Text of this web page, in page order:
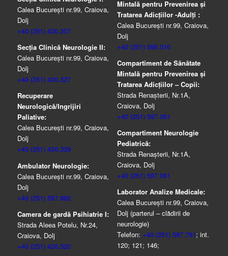
Calea București nr.99, Craiova,
Dolj
+40 (351) 430.307
Secția Clinică Neurologie II:
Calea București nr.99, Craiova,
Dolj
+40 (351) 430.327
Recuperare
Neurologică/Ingrijiri
Paliative:
Calea București nr.99, Craiova,
Dolj
+40 (351) 430.339
Ambulator Neurologie:
Calea București nr.99, Craiova,
Dolj
+40 (251) 597.882
Camera de gardă Psihiatrie I:
Strada Aleea Potelu, Nr.24,
Craiova, Dolj
+40 (251) 426.020
Mintală pentru Prevenirea şi
Tratarea Adicţiilor -Adulţi :
Calea București nr.99, Craiova,
Dolj
+40 (251) 598.016
Compartiment de Sănătate
Mintală pentru Prevenirea şi
Tratarea Adicţiilor – Copii:
Strada Renașterii, Nr.1A,
Craiova, Dolj
+40 (251) 597.061
Compartiment Neurologie
Pediatrică:
Strada Renaşterii, Nr.1A,
Craiova, Dolj
+40 (251) 597.061
Laborator Analize Medicale:
Calea București nr.99, Craiova,
Dolj (parterul – clădirii de
neurologie)
Telefon: +40 (251) 597.791; int.
120; 121; 146;